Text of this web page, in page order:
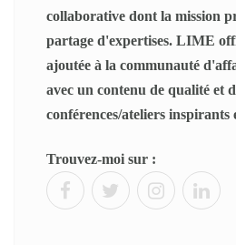
collaborative dont la mission
partage d'expertises. LIME
ajoutée à la communauté
avec un contenu de qualité et
conférences/ateliers inspirants
Trouvez-moi sur :